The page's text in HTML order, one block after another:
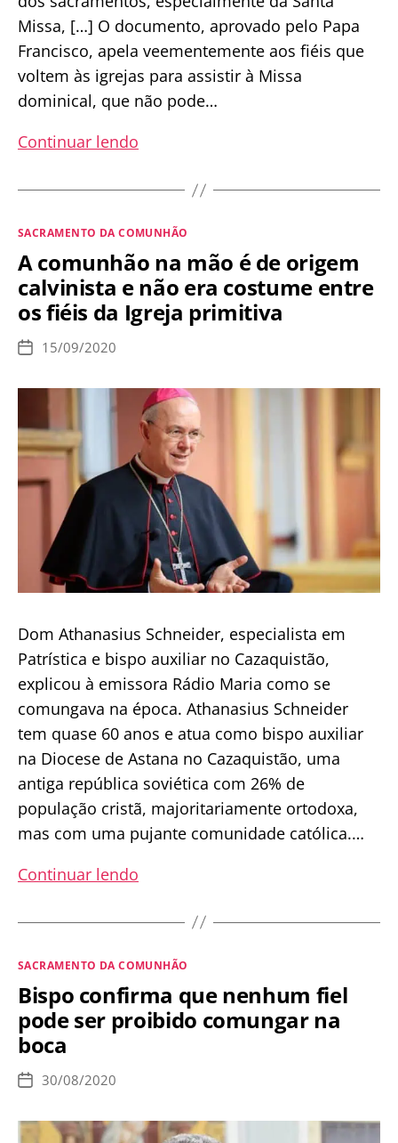
Missa, […] O documento, aprovado pelo Papa
Francisco, apela veementemente aos fiéis que
voltem às igrejas para assistir à Missa
dominical, que não pode…
Continuar lendo
comunica
fiéis
devem
voltar
à
podem
comungar
na
boca
Categorias
SACRAMENTO DA COMUNHÃO
A comunhão na mão é de origem
calvinista e não era costume entre
os fiéis da Igreja primitiva
Data
publicação
15/09/2020
Dom Athanasius Schneider, especialista em
Patrística e bispo auxiliar no Cazaquistão,
explicou à emissora Rádio Maria como se
comungava na época. Athanasius Schneider
tem quase 60 anos e atua como bispo auxiliar
na Diocese de Astana no Cazaquistão, uma
antiga república soviética com 26% de
população cristã, majoritariamente ortodoxa,
mas com uma pujante comunidade católica.…
Continuar lendo
na
é
de
origem
era
Categorias
SACRAMENTO DA COMUNHÃO
Bispo confirma que nenhum fiel
pode ser proibido comungar na
boca
Data
publicação
30/08/2020